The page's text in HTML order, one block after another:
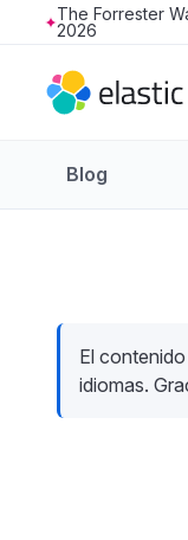
Skip to main content
The Forrester
2026
Blog
El
idiomas.